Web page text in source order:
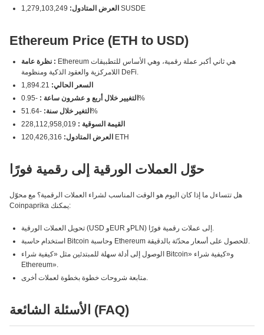
العرض المتادول: 1,279,103,249 SUSDE
Ethereum Price (ETH to USD)
نظرة عامة : Ethereum هي ثاني أكبر عملة رقمية، وهي الأساس للتطبيقات
اللامركزية والعقود الذكية ومنظومة DeFi.
السعر الحالي:
التغيير خلال أربع و عشرون ساعة : -0.95%
التغير خلال سنة: -51.64%
القيمة السوقية :
العرض المتادول:
120,426,316 ETH
حوّل العملات الورقية إلى رقمية فورًا
هل تتساءل ما إذا كان اليوم هو الوقت المناسب لشراء العملات الرقمية؟ مع محوّل
Coinpaprika يمكنك:
تحويل العملات الورقية (USD وEUR وPLN) إلى عملات رقمية فورًا.
استخدام حاسبة Bitcoin وحاسبة Ethereum للحصول على أسعار محدّثة بالدقيقة.
الوصول إلى أدلة سهلة للمبتدئين مثل «كيفية شراء Bitcoin» و«كيفية شراء
Ethereum».
متابعة شروحات خطوة بخطوة لعملات أخرى.
الأسئلة الشائعة (FAQ)